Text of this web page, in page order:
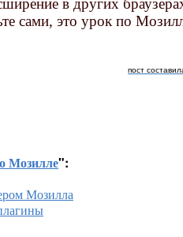
в других
сами, это урок по
пост
Мозилле":
Мозилла